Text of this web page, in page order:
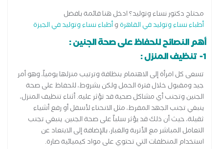
محتاج دكتور نساء وتوليد؟ ادخل هنا قائمة بافضل
أطباء نساء وتوليد في القاهرةوأطباء نساء وتوليد في الجيزة
أهم النصائح للحفاظ على صحة الجنين :
1- تنظيف المنزل :
تسعى كل امرأة إلى الاهتمام بنظافة وترتيب منزلها يومياً، وهو أمر
جيد ومقبول خلال فترة الحمل ولكن بشروط، للحفاظ على صحة
الجنين وتجنب أي مشاكل صحية قد تؤثر عليه. أثناء تنظيف المنزل،
ينبغي تجنب الجهد المفرط، مثل الانحناء لأسفل أو رفع أشياء
ثقيلة، حيث أن ذلك قد يؤثر سلباً على صحة الجنين. ينبغي تجنب
التعامل المباشر مع الأتربة والغبار، بالإضافة إلى الابتعاد عن
استخدام المنظفات التي تحتوي على مواد كيميائية ضارة.